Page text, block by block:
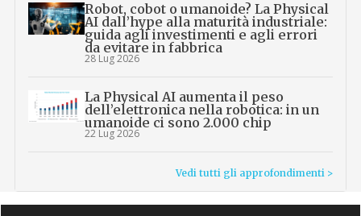
Robot, cobot o umanoide? La Physical
AI dall’hype alla maturità industriale:
guida agli investimenti e agli errori
da evitare in fabbrica
28 Lug 2026
La Physical AI aumenta il peso
dell’elettronica nella robotica: in un
umanoide ci sono 2.000 chip
22 Lug 2026
Vedi tutti gli approfondimenti >